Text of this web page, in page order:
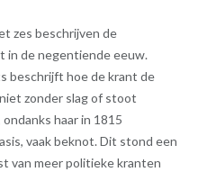
zes beschrijven de
in de negentiende eeuw.
beschrijft hoe de krant de
niet zonder slag of stoot
haar in 1815
vaak beknot. Dit stond een
van meer politieke kranten